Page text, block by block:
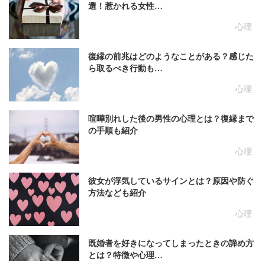
心理
選！惹かれる女性…
心理
復縁の前兆はどのようなことがある？感じた
ら取るべき行動も…
心理
喧嘩別れした後の男性の心理とは？復縁まで
の手順も紹介
心理
彼女が浮気しているサインとは？原因や防ぐ
方法なども紹介
既婚者を好きになってしまったときの諦め方
とは？特徴や心理…